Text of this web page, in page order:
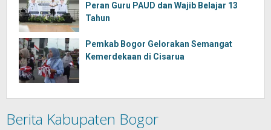
Peran Guru PAUD dan Wajib Belajar 13
Tahun
Pemkab Bogor Gelorakan Semangat
Kemerdekaan di Cisarua
Berita Kabupaten Bogor